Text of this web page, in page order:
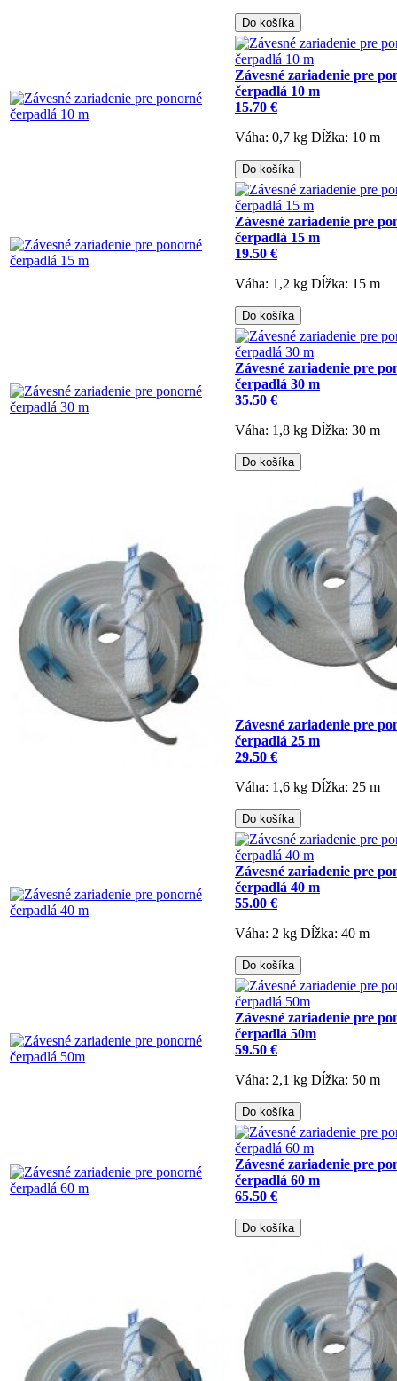
Do košíka
Závesné zariadenie pre
čerpadlá 10 m
15.70 €
Váha: 0,7 kg Dĺžka: 10 m
Do košíka
Závesné zariadenie pre
čerpadlá 15 m
19.50 €
Váha: 1,2 kg Dĺžka: 15 m
Do košíka
Závesné zariadenie pre
čerpadlá 30 m
35.50 €
Váha: 1,8 kg Dĺžka: 30 m
Do košíka
Závesné zariadenie pre
čerpadlá 25 m
29.50 €
Váha: 1,6 kg Dĺžka: 25 m
Do košíka
Závesné zariadenie pre
čerpadlá 40 m
55.00 €
Váha: 2 kg Dĺžka: 40 m
Do košíka
Závesné zariadenie pre
čerpadlá 50m
59.50 €
Váha: 2,1 kg Dĺžka: 50 m
Do košíka
Závesné zariadenie pre
čerpadlá 60 m
65.50 €
Do košíka